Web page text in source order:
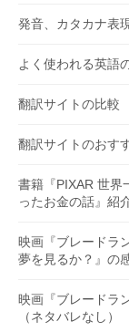
発音、カタカナ表
よく使われる英語
翻訳サイトの比較
翻訳サイトのおす
書籍『PIXAR 世界
ったお金の話』紹
映画『ブレードラ
夢を見るか？』の
映画『ブレードラ
（ネタバレなし）